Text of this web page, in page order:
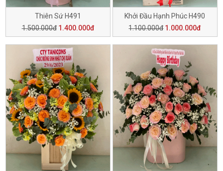
Thiên Sứ H491
1.500.000đ 1.400.000đ
Khởi Đầu Hạnh Phúc H490
1.100.000đ 1.000.000đ